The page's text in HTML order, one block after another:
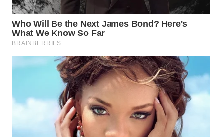
WN
SURABAYA
NATUNA
BINTAN